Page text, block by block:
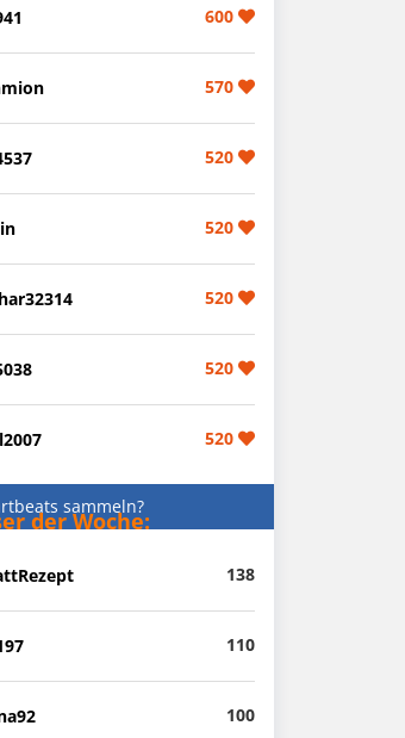
600
570
520
520
520
520
520
sammeln?
der Woche:
138
110
100